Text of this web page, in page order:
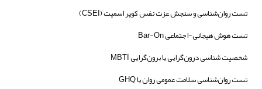
تست روان‌شناسی و سنجش عزت نفس کوپر اسمیت (CSEI)
تست هوش هیجانی-اجتماعی Bar-On
شخصیت شناسی درون‌گرایی یا برون‌گرایی MBTI
تست روان‌شناسی سلامت عمومی روان یا GHQ